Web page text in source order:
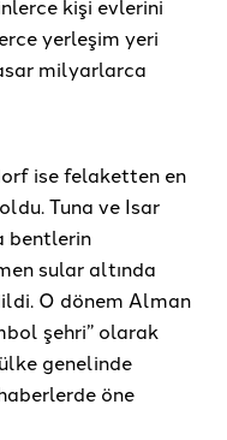
kişi evlerini
yerleşim yeri
milyarlarca
ise felaketten en
Tuna ve Isar
bentlerin
sular altında
O dönem Alman
şehri” olarak
genelinde
öne